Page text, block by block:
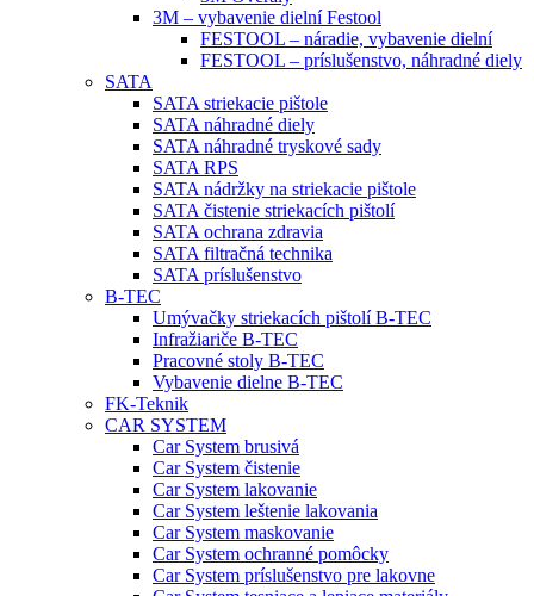
3M – vybavenie dielní Festool
FESTOOL – náradie, vybavenie dielní
FESTOOL – príslušenstvo, náhradné diely
SATA
SATA striekacie pištole
SATA náhradné diely
SATA náhradné tryskové sady
SATA RPS
SATA nádržky na striekacie pištole
SATA čistenie striekacích pištolí
SATA ochrana zdravia
SATA filtračná technika
SATA príslušenstvo
B-TEC
Umývačky striekacích pištolí B-TEC
Infražiariče B-TEC
Pracovné stoly B-TEC
Vybavenie dielne B-TEC
FK-Teknik
CAR SYSTEM
Car System brusivá
Car System čistenie
Car System lakovanie
Car System leštenie lakovania
Car System maskovanie
Car System ochranné pomôcky
Car System príslušenstvo pre lakovne